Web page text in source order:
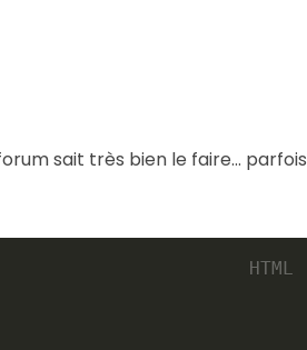
sait très bien le faire... parfois